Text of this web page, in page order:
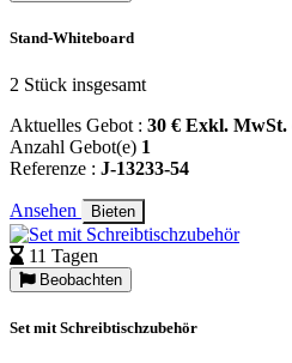
Stand-Whiteboard
2 Stück insgesamt
Aktuelles Gebot : 30 € Exkl.
Anzahl Gebot(e) 1
Referenze : J-13233-54
Ansehen Bieten
11 Tagen
Beobachten
Set mit Schreibtischzubehör